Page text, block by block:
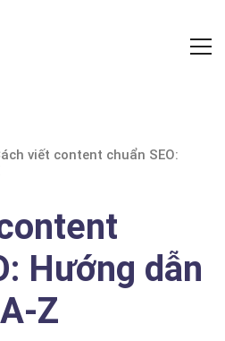
viết content chuẩn SEO:
Hướng dẫn
Z